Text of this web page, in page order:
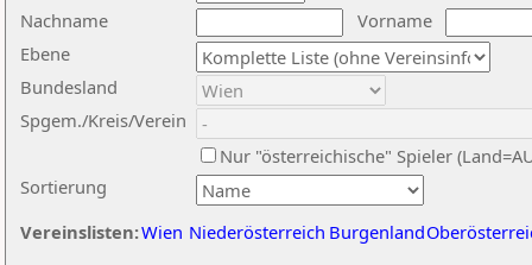
Nachname
Vorname
Ebene
Sortierung
Bundesland
Spgem./Kreis/Verein
Nur "österreichische" Spieler
Vereinslisten:Wien Niederösterreich Burgenland